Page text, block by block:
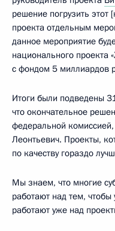
решение погрузить этот
проекта отдельным
данное мероприятие
национального проекта
с фондом 5 миллиардов
Итоги были подведены
что окончательное
федеральной
Леонтьевич. Проекты,
по качеству гораздо
Мы знаем, что многие
работают над тем, чтобы
работают уже над